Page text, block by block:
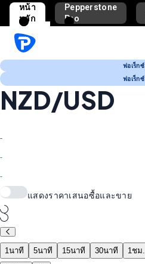
หน้า
หลัก
Pepperstone
Pro
ฟอเร็กซ์
ฟอเร็กซ์
NZD/USD
-
-
-
แสดงราคาเสนอซื้อและขาย
1นาที 5นาที 15นาที 30นาที 1ชม.